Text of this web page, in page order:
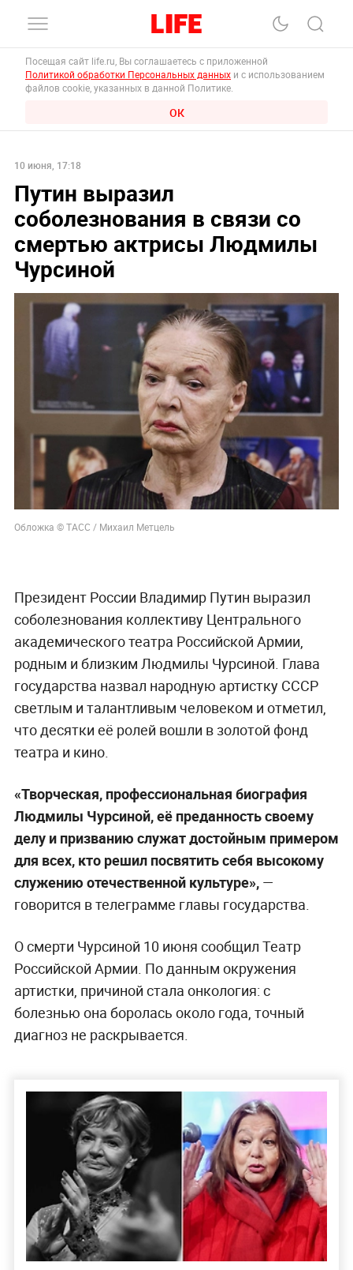
Посещая сайт life.ru, Вы соглашаетесь с приложенной
Политикой обработки Персональных данных и с использованием
файлов cookie, указанных в данной Политике.
ОК
10 июня, 17:18
Путин выразил
соболезнования в связи со
смертью актрисы Людмилы
Чурсиной
Обложка © ТАСС / Михаил Метцель
Президент России Владимир Путин выразил
соболезнования коллективу Центрального
академического театра Российской Армии,
родным и близким Людмилы Чурсиной. Глава
государства назвал народную артистку СССР
светлым и талантливым человеком и отметил,
что десятки её ролей вошли в золотой фонд
театра и кино.
«Творческая, профессиональная биография
Людмилы Чурсиной, её преданность своему
делу и призванию служат достойным примером
для всех, кто решил посвятить себя высокому
служению отечественной культуре», —
говорится в телеграмме главы государства.
О смерти Чурсиной 10 июня сообщил Театр
Российской Армии. По данным окружения
артистки, причиной стала онкология: с
болезнью она боролась около года, точный
диагноз не раскрывается.